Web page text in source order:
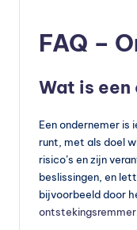
FAQ –
Wat is een
Een ondernemer is
runt, met als doel
risico’s en zijn
beslissingen, en
bijvoorbeeld door
ontstekingsremmer